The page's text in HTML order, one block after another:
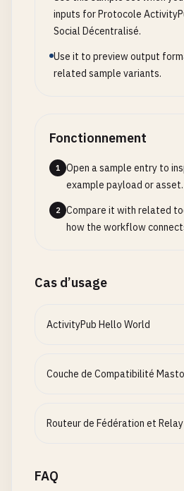
inputs for Protocole
Social Décentralisé.
Use it to preview output
related sample variants.
Fonctionnement
1
Open a sample entry to
example payload or asset.
2
Compare it with related
how the workflow
Cas d’usage
ActivityPub Hello World
Couche de Compatibilité
Routeur de Fédération et Relay
FAQ